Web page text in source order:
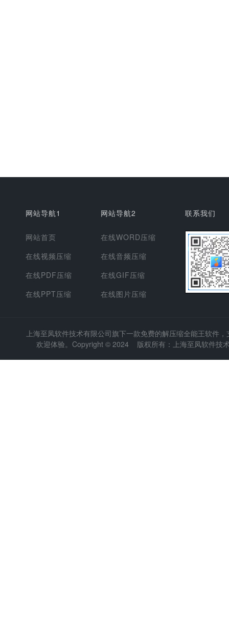
网站导航1
网站首页
在线视频压缩
在线PDF压缩
在线PPT压缩
网站导航2
在线WORD压缩
在线音频压缩
在线GIF压缩
在线图片压缩
联系我们
上海至凤软件技术有限公司旗下一款免费的解压缩全能王软件
欢迎体验。Copyright © 2024 版权所有：上海至凤软件技